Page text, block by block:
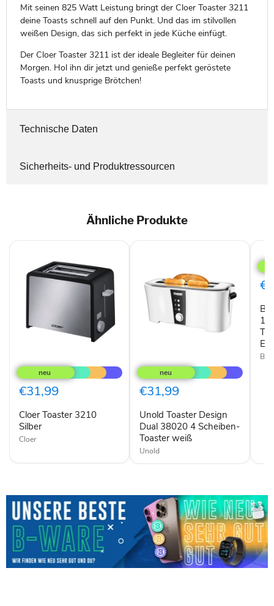
Mit seinen 825 Watt Leistung bringt der Cloer Toaster 3211
deine Toasts schnell auf den Punkt. Und das im stilvollen
weißen Design, das sich perfekt in jede Küche einfügt.
Der Cloer Toaster 3211 ist der ideale Begleiter für deinen
Morgen. Hol ihn dir jetzt und genieße perfekt geröstete
Toasts und knusprige Brötchen!
Technische Daten
Sicherheits- und Produktressourcen
Ähnliche Produkte
Toaster
3210
Silber
€31,99
Cloer Toaster 3210
Silber
Cloer
Toaster
Design
Dual
38020
Scheiben-
Toaster
weiß
€31,99
Unold Toaster Design
Dual 38020 4 Scheiben-
Toaster weiß
Unold
HT
WH
900
W